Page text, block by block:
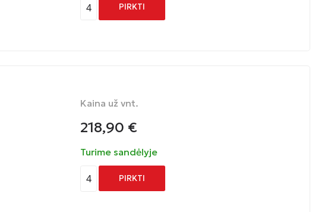
4 PIRKTI
Kaina už vnt.
218,90 €
Turime sandėlyje
4 PIRKTI